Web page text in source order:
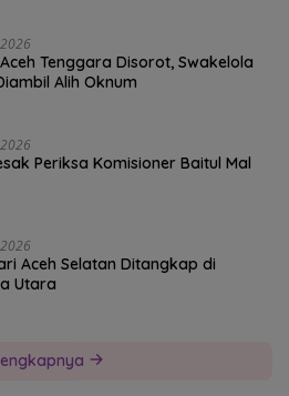
Tenggara Disorot, Swakelola
Alih Oknum
Periksa Komisioner Baitul Mal
Aceh Selatan Ditangkap di
Utara